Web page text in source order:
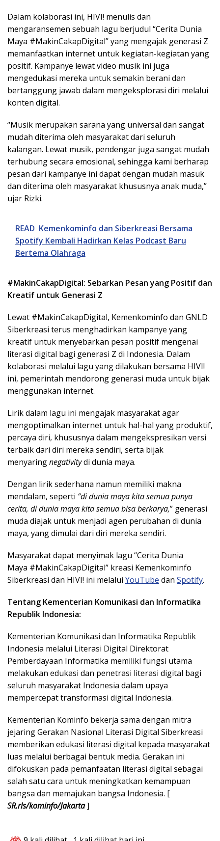
Dalam kolaborasi ini, HIVI! menulis dan
mengaransemen sebuah lagu berjudul “Cerita Dunia
Maya #MakinCakapDigital” yang mengajak generasi Z
memanfaatkan internet untuk kegiatan-kegiatan yang
positif. Kampanye lewat video musik ini juga
mengedukasi mereka untuk semakin berani dan
bertanggung jawab dalam mengeksplorasi diri melalui
konten digital.
“Musik merupakan sarana yang universal dan sangat
mudah diterima oleh masyarakat dari seluruh
kalangan. Lewat musik, pendengar juga sangat mudah
terhubung secara emosional, sehingga kami berharap
pesan dari kampanye ini dapat dengan mudah masuk
dan diterima oleh masyarakat khususnya anak muda,”
ujar Rizki.
READ Kemenkominfo dan Siberkreasi Bersama
Spotify Kembali Hadirkan Kelas Podcast Baru
Bertema Olahraga
#MakinCakapDigital: Sebarkan Pesan yang Positif dan
Kreatif untuk Generasi Z
Lewat #MakinCakapDigital, Kemenkominfo dan GNLD
Siberkreasi terus menghadirkan kampanye yang
kreatif untuk menyebarkan pesan positif mengenai
literasi digital bagi generasi Z di Indonesia. Dalam
kolaborasi melalui lagu yang dilakukan bersama HIVI!
ini, pemerintah mendorong generasi muda untuk bijak
menggunakan internet.
Lirik dalam lagu ini mengajak masyarakat agar
mengoptimalkan internet untuk hal-hal yang produktif,
percaya diri, khususnya dalam mengekspresikan versi
terbaik dari diri mereka sendiri, serta bijak
menyaringnegativitydi dunia maya.
Dengan lirik sederhana namun memiliki makna
mendalam, seperti “di dunia maya kita semua punya
cerita, di dunia maya kita semua bisa berkarya,” generasi
muda diajak untuk menjadi agen perubahan di dunia
maya, yang dimulai dari diri mereka sendiri.
Masyarakat dapat menyimak lagu “Cerita Dunia
Maya #MakinCakapDigital” kreasi Kemenkominfo
Siberkreasi dan HIVI! ini melalui YouTube dan Spotify.
Tentang Kementerian Komunikasi dan Informatika
Republik Indonesia:
Kementerian Komunikasi dan Informatika Republik
Indonesia melalui Literasi Digital Direktorat
Pemberdayaan Informatika memiliki fungsi utama
melakukan edukasi dan penetrasi literasi digital bagi
seluruh masyarakat Indonesia dalam upaya
mempercepat transformasi digital Indonesia.
Kementerian Kominfo bekerja sama dengan mitra
jejaring Gerakan Nasional Literasi Digital Siberkreasi
memberikan edukasi literasi digital kepada masyarakat
luas melalui berbagai bentuk media. Gerakan ini
difokuskan pada pemanfaatan literasi digital sebagai
salah satu cara untuk meningkatkan kemampuan
bangsa dan memajukan bangsa Indonesia. [
SR.rls/kominfo/Jakarta]